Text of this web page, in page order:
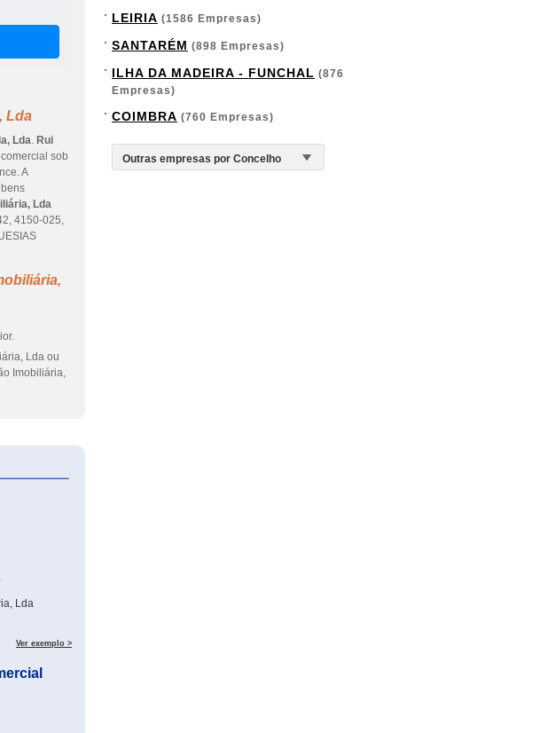
Lda
Lda. Rui
sob
A
Lda
4150-025,
Lda ou
Imobiliária,
Lda
Ver exemplo >
LEIRIA (1586 Empresas)
SANTARÉM (898 Empresas)
ILHA DA MADEIRA - FUNCHAL (876
Empresas)
COIMBRA (760 Empresas)